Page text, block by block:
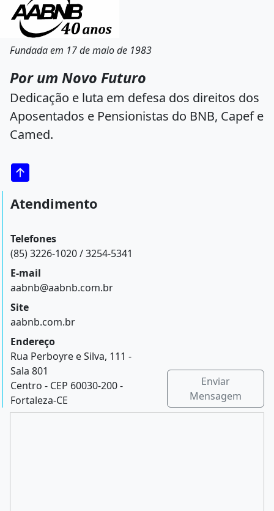
Fundada em 17 de maio de 1983
Por um Novo Futuro
Dedicação e luta em defesa dos direitos dos
Aposentados e Pensionistas do BNB, Capef e
Camed.
Atendimento
Telefones
(85) 3226-1020 / 3254-5341
E-mail
aabnb@aabnb.com.br
Site
aabnb.com.br
Endereço
Rua Perboyre e Silva, 111 -
Sala 801
Centro - CEP 60030-200 -
Fortaleza-CE
Enviar
Mensagem